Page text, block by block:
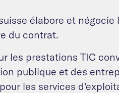
élabore et
du contrat.
les prestations TIC
publique et des
les services